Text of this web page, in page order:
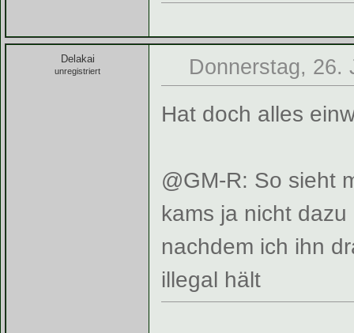
Delakai
unregistriert Donnerstag, 26.
Hat doch alles
@GM-R: So sieht
kams ja nicht
nachdem ich ihn
illegal hält